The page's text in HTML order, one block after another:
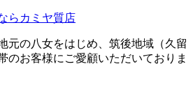
元の八女をはじめ、筑後地域（久留
のお客様にご愛顧いただいておりま